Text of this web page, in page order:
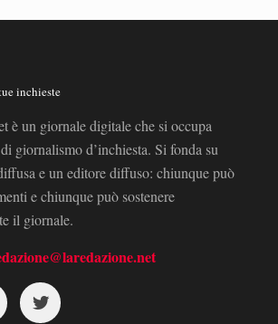
inchieste
è un giornale digitale che si occupa
giornalismo d’inchiesta. Si fonda su
e un editore diffuso: chiunque può
e chiunque può sostenere
il giornale.